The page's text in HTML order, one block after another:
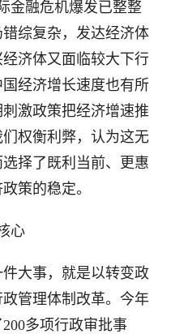
融危机爆发已整整
综复杂，发达经济体
济体又面临较大下行
经济增长速度也有所
激政策把经济增速推
权衡利弊，认为这无
择了既利当前、更惠
策的稳定。
心
大事，就是以转变政
管理体制改革。今年
多项行政审批事